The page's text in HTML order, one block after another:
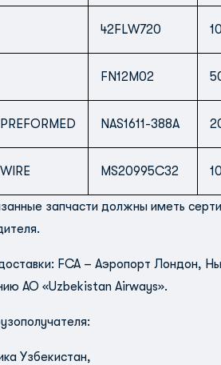
42FLW720
FN12M02
NAS1611-388А
MS20995C32 10
запчасти должны иметь
FCA – Аэропорт Лондон,
АО «Uzbekistan Airways».
Узбекистан,